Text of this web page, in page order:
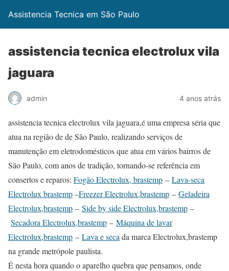
Assistencia Tecnica em São Paulo
assistencia tecnica electrolux vila
jaguara
admin 4 anos atrás
assistencia tecnica electrolux vila jaguara,é uma empresa séria que
atua na região de de São Paulo, realizando serviços de
manutenção em eletrodomésticos que atua em vários bairros de
São Paulo, com anos de tradição, tornando-se referência em
consertos e reparos: Fogão Electrolux, brastemp – Lava-seca
Electrolux brastemp–Freezer Electrolux,brastemp – Geladeira
Electrolux,brastemp – Side by side Electrolux,brastemp –
Secadora Electrolux,brastemp – Máquina de lavar
Electrolux,brastemp – Lava e seca da marca Electrolux,brastemp
na grande metrópole paulista.
É nesta hora quando o aparelho quebra que pensamos, onde